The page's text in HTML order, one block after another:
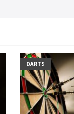
DARTS